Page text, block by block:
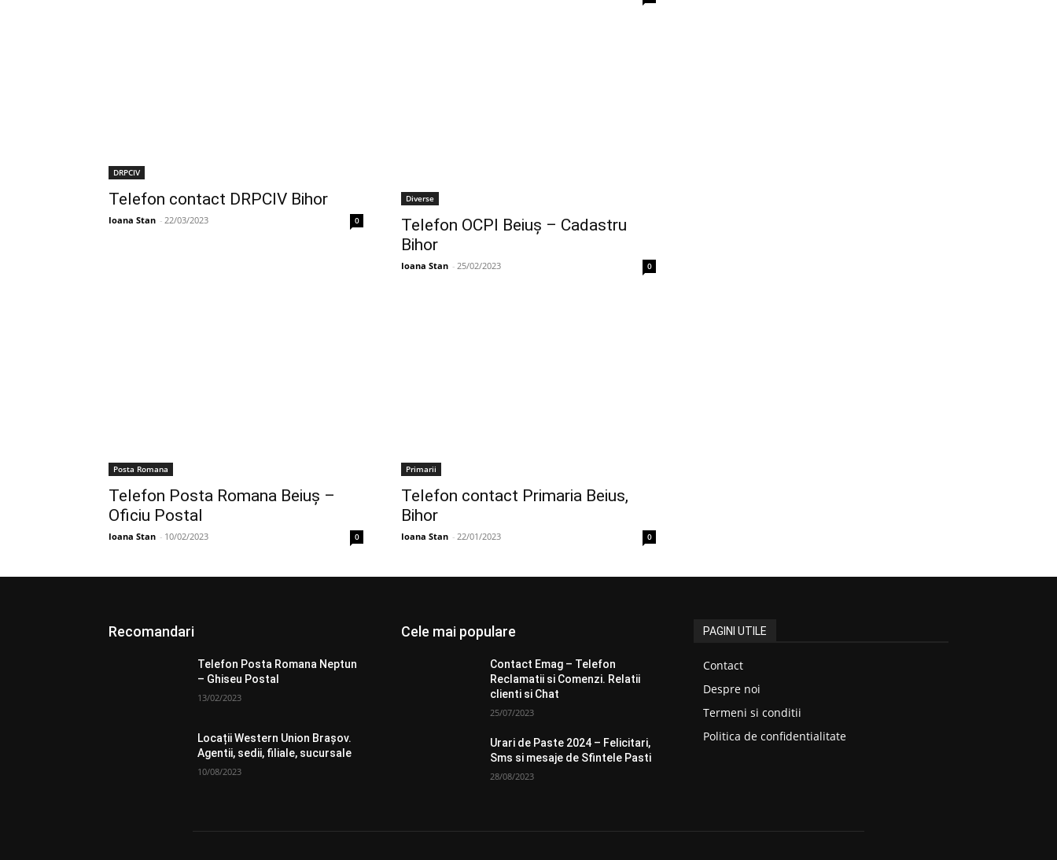
DRPCIV
Telefon contact DRPCIV Bihor
Ioana Stan - 22/03/2023 0
Diverse
Telefon OCPI Beiuş – Cadastru
Bihor
Ioana Stan - 25/02/2023 0
Posta Romana
Telefon Posta Romana Beiuş –
Oficiu Postal
Ioana Stan - 10/02/2023 0
Primarii
Telefon contact Primaria Beius,
Bihor
Ioana Stan - 22/01/2023 0
Recomandari
Telefon Posta Romana Neptun
– Ghiseu Postal
13/02/2023
Locații Western Union Brașov.
Agentii, sedii, filiale, sucursale
10/08/2023
Cele mai populare
Contact Emag – Telefon
Reclamatii si Comenzi. Relatii
clienti si Chat
25/07/2023
Urari de Paste 2024 – Felicitari,
Sms si mesaje de Sfintele Pasti
28/08/2023
PAGINI UTILE
Contact
Despre noi
Termeni si conditii
Politica de confidentialitate